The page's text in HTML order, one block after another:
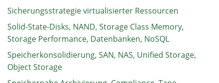
Sicherungsstrategie virtualisierter Ressourcen
Solid-State-Disks, NAND, Storage Class Memory,
Storage Performance, Datenbanken, NoSQL
Speicherkonsolidierung, SAN, NAS, Unified Storage,
Object Storage